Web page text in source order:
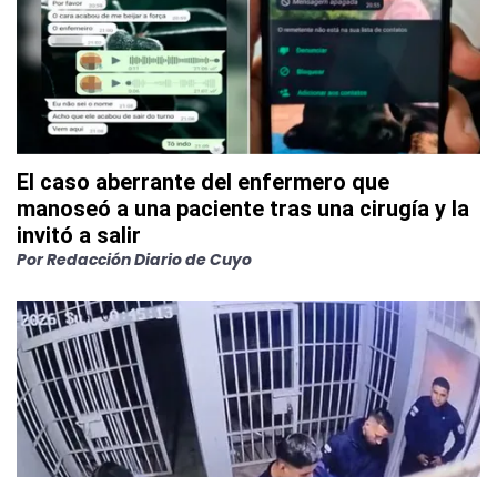
El caso aberrante del enfermero que
manoseó a una paciente tras una cirugía y la
invitó a salir
PorRedacción Diario de Cuyo